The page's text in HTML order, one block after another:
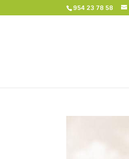
954 23 78 58